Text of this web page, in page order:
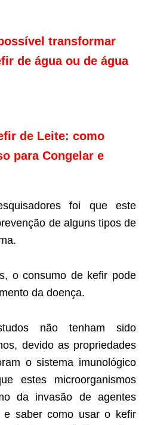
transformar
de água ou de água
de Leite: como
para Congelar e
foi que este
de alguns tipos de
o consumo de kefir pode
da doença.
não tenham sido
devido as propriedades
o sistema imunológico
estes microorganismos
da invasão de agentes
e saber como usar o kefir